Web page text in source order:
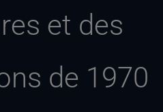
et des
de 1970